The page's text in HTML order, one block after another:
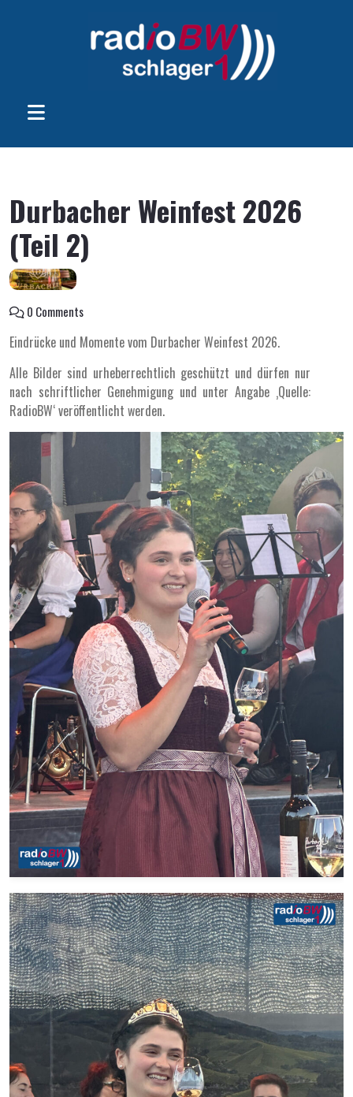
Durbacher Weinfest 2026
(Teil 2)
0 Comments
Eindrücke und Momente vom Durbacher Weinfest 2026.
Alle Bilder sind urheberrechtlich geschützt und dürfen nur
nach schriftlicher Genehmigung und unter Angabe ‚Quelle:
RadioBW‘ veröffentlicht werden.